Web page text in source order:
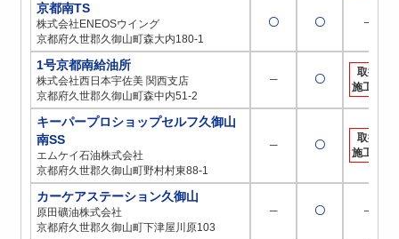
京都南TS
株式会社ENEOSウイング
京都府久世郡久御山町森大内180-1
〇 〇 ─
1号京都南給油所
株式会社西日本宇佐美 関西支店
京都府久世郡久御山町森中内51-2
─ 〇
取扱
施工店
キーパープロショップセルフ久御山
南SS
エムケイ石油株式会社
京都府久世郡久御山町野村村東88-1
─ 〇
取扱
施工店
カーケアステーション久御山
原田礦油株式会社
京都府久世郡久御山町下津屋川原103
─ 〇 ─